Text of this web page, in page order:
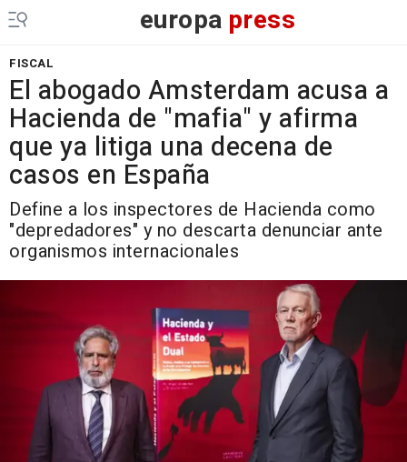
europa press
FISCAL
El abogado Amsterdam acusa a
Hacienda de "mafia" y afirma
que ya litiga una decena de
casos en España
Define a los inspectores de Hacienda como
"depredadores" y no descarta denunciar ante
organismos internacionales